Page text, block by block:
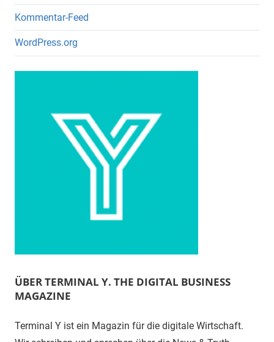
Kommentar-Feed
WordPress.org
ÜBER TERMINAL Y. THE DIGITAL BUSINESS
MAGAZINE
Terminal Y ist ein Magazin für die digitale Wirtschaft.